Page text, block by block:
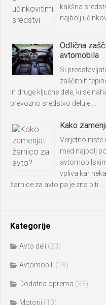
kakšna
najbolj
Odlična
avtomobila
Si
zaščitnih
in druge ključne dele, ki se
prevozno sredstvo deluje …
Kako
Verjetno niste
med najbolj
vpliva kar
žarnice za avto pa je zna biti …
Kategorije
Avto deli (23)
Avtomobili (19)
Dodatna oprema (33)
Motorji (13)